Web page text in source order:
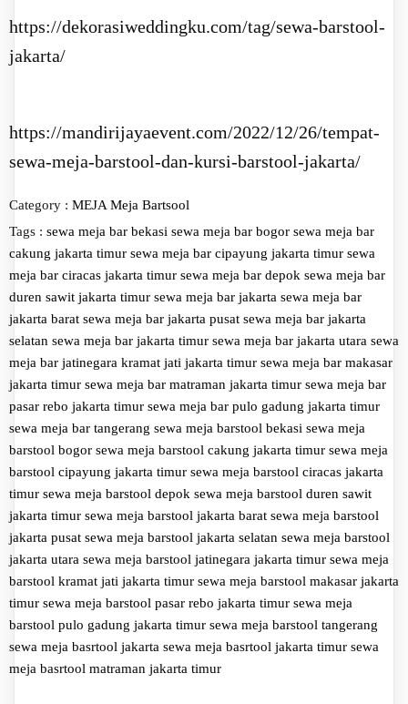
https://dekorasiweddingku.com/tag/sewa-barstool-
jakarta/
https://mandirijayaevent.com/2022/12/26/tempat-
sewa-meja-barstool-dan-kursi-barstool-jakarta/
Category : MEJA Meja Bartsool
Tags : sewa meja bar bekasi sewa meja bar bogor sewa meja bar
cakung jakarta timur sewa meja bar cipayung jakarta timur sewa
meja bar ciracas jakarta timur sewa meja bar depok sewa meja bar
duren sawit jakarta timur sewa meja bar jakarta sewa meja bar
jakarta barat sewa meja bar jakarta pusat sewa meja bar jakarta
selatan sewa meja bar jakarta timur sewa meja bar jakarta utara sewa
meja bar jatinegara kramat jati jakarta timur sewa meja bar makasar
jakarta timur sewa meja bar matraman jakarta timur sewa meja bar
pasar rebo jakarta timur sewa meja bar pulo gadung jakarta timur
sewa meja bar tangerang sewa meja barstool bekasi sewa meja
barstool bogor sewa meja barstool cakung jakarta timur sewa meja
barstool cipayung jakarta timur sewa meja barstool ciracas jakarta
timur sewa meja barstool depok sewa meja barstool duren sawit
jakarta timur sewa meja barstool jakarta barat sewa meja barstool
jakarta pusat sewa meja barstool jakarta selatan sewa meja barstool
jakarta utara sewa meja barstool jatinegara jakarta timur sewa meja
barstool kramat jati jakarta timur sewa meja barstool makasar jakarta
timur sewa meja barstool pasar rebo jakarta timur sewa meja
barstool pulo gadung jakarta timur sewa meja barstool tangerang
sewa meja basrtool jakarta sewa meja basrtool jakarta timur sewa
meja basrtool matraman jakarta timur